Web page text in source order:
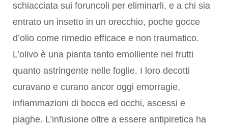
schiacciata sui foruncoli per eliminarli, e a chi sia
entrato un insetto in un orecchio, poche gocce
d’olio come rimedio efficace e non traumatico.
L’olivo è una pianta tanto emolliente nei frutti
quanto astringente nelle foglie. I loro decotti
curavano e curano ancor oggi emorragie,
infiammazioni di bocca ed occhi, ascessi e
piaghe. L’infusione oltre a essere antipiretica ha